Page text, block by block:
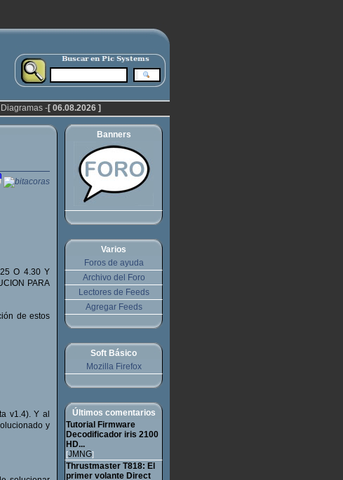
-[ 06.08.2026 ]
O 4.30 Y
PARA
de estos
v1.4). Y al
y
Banners
Varios
Foros de ayuda
Archivo del Foro
Lectores de Feeds
Agregar Feeds
Soft Básico
Mozilla Firefox
Últimos comentarios
Tutorial Firmware
Decodificador iris 2100
HD...
[JMNG]
Thrustmaster T818: El
primer volante Direct